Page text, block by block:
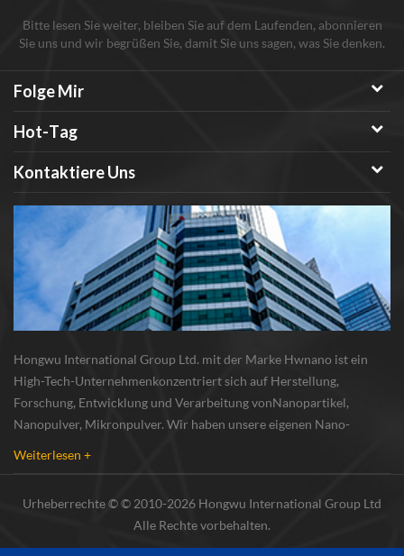
Bitte lesen Sie weiter, bleiben Sie auf dem Laufenden, abonnieren
Sie uns und wir begrüßen Sie, damit Sie uns sagen, was Sie denken.
Folge Mir
Hot-Tag
Kontaktiere Uns
Hongwu International Group Ltd. mit der Marke Hwnano ist ein
High-Tech-Unternehmenkonzentriert sich auf Herstellung,
Forschung, Entwicklung und Verarbeitung vonNanopartikel,
Nanopulver, Mikronpulver. Wir haben unsere eigenen Nano-
Weiterlesen +
Urheberrechte © © 2010-2026 Hongwu International Group Ltd
Alle Rechte vorbehalten.